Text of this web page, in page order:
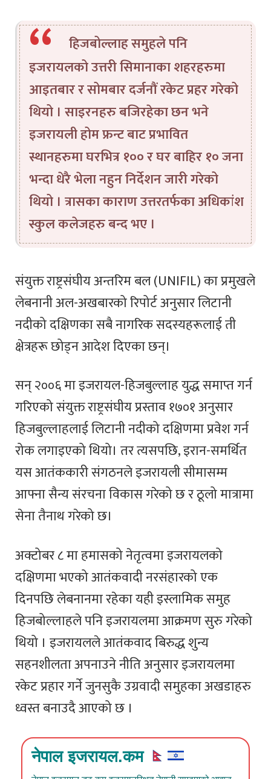
हिजबोल्लाह समुहले पनि
इजरायलको उत्तरी सिमानाका शहरहरुमा
आइतबार र सोमबार दर्जनौं रकेट प्रहर गरेको
थियो । साइरनहरु बजिरहेका छन भने
इजरायली होम फ्रन्ट बाट प्रभावित
स्थानहरुमा घरभित्र १०० र घर बाहिर १० जना
भन्दा धेरै भेला नहुन निर्देशन जारी गरेको
थियो । त्रासका काराण उत्तरतर्फका अधिकांश
स्कुल कलेजहरु बन्द भए ।
संयुक्त राष्ट्रसंघीय अन्तरिम बल (UNIFIL) का प्रमुखले
लेबनानी अल-अखबारको रिपोर्ट अनुसार लिटानी
नदीको दक्षिणका सबै नागरिक सदस्यहरूलाई ती
क्षेत्रहरू छोड्न आदेश दिएका छन्।
सन् २००६ मा इजरायल-हिजबुल्लाह युद्ध समाप्त गर्न
गरिएको संयुक्त राष्ट्रसंघीय प्रस्ताव १७०१ अनुसार
हिजबुल्लाहलाई लिटानी नदीको दक्षिणमा प्रवेश गर्न
रोक लगाइएको थियो। तर त्यसपछि, इरान-समर्थित
यस आतंककारी संगठनले इजरायली सीमासम्म
आफ्ना सैन्य संरचना विकास गरेको छ र ठूलो मात्रामा
सेना तैनाथ गरेको छ।
अक्टोबर ८ मा हमासको नेतृत्वमा इजरायलको
दक्षिणमा भएको आतंकवादी नरसंहारको एक
दिनपछि लेबनानमा रहेका यही इस्लामिक समुह
हिजबोल्लाहले पनि इजरायलमा आक्रमण सुरु गरेको
थियो । इजरायलले आतंकवाद बिरुद्ध शुन्य
सहनशीलता अपनाउने नीति अनुसार इजरायलमा
रकेट प्रहार गर्ने जुनसुकै उग्रवादी समुहका अखडाहरु
ध्वस्त बनाउदै आएको छ ।
नेपाल इजरायल.कम